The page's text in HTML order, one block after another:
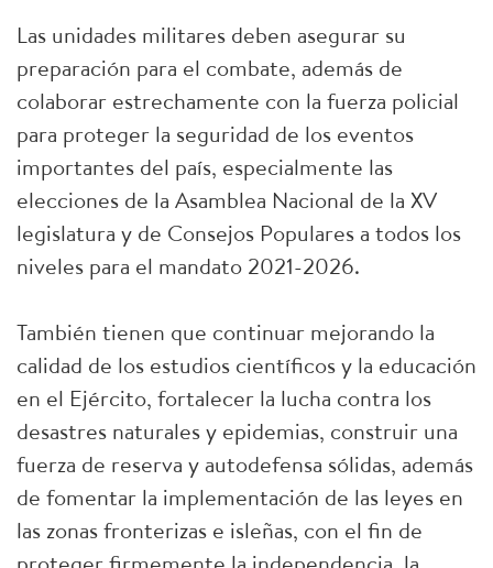
Las unidades militares deben asegurar su
preparación para el combate, además de
colaborar estrechamente con la fuerza policial
para proteger la seguridad de los eventos
importantes del país, especialmente las
elecciones de la Asamblea Nacional de la XV
legislatura y de Consejos Populares a todos los
niveles para el mandato 2021-2026.
También tienen que continuar mejorando la
calidad de los estudios científicos y la educación
en el Ejército, fortalecer la lucha contra los
desastres naturales y epidemias, construir una
fuerza de reserva y autodefensa sólidas, además
de fomentar la implementación de las leyes en
las zonas fronterizas e isleñas, con el fin de